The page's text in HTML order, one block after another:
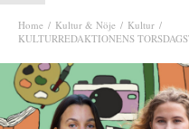
Home Kultur & Nöje
Kultur
KULTURREDAKTIONENS